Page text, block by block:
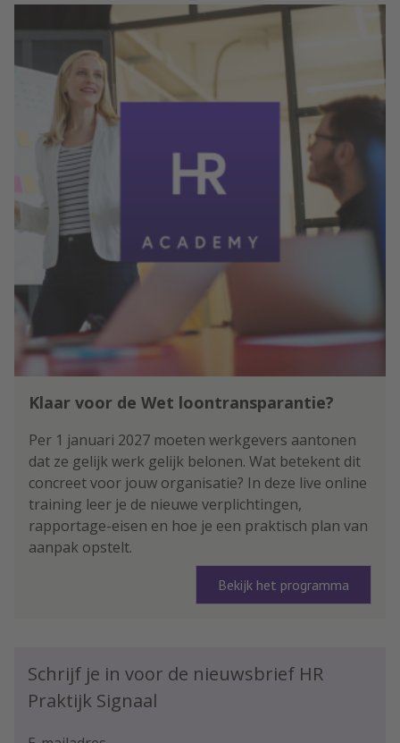
Klaar voor de Wet loontransparantie?
Per 1 januari 2027 moeten werkgevers aantonen
dat ze gelijk werk gelijk belonen. Wat betekent dit
concreet voor jouw organisatie? In deze live online
training leer je de nieuwe verplichtingen,
rapportage-eisen en hoe je een praktisch plan van
aanpak opstelt.
Bekijk het programma
Schrijf je in voor de nieuwsbrief HR
Praktijk Signaal